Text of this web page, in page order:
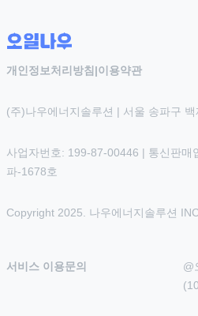
개인정보처리방침 |이용약관
(주)나우에너지솔루션 | 서울 송파구
사업자번호: 199-87-00446 | 통신판매
파-1678호
Copyright 2025. 나우에너지솔루션
서비스 이용문의
@